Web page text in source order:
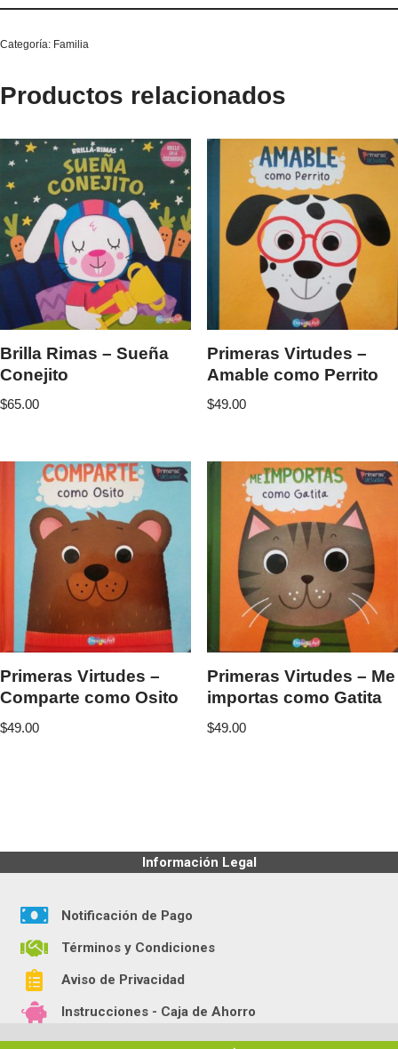
Categoría: Familia
Productos relacionados
Brilla Rimas – Sueña
Conejito
$65.00
Primeras Virtudes –
Amable como Perrito
$49.00
Primeras Virtudes –
Comparte como Osito
$49.00
Primeras Virtudes – Me
importas como Gatita
$49.00
Información Legal
Notificación de Pago
Términos y Condiciones
Aviso de Privacidad
Instrucciones - Caja de Ahorro